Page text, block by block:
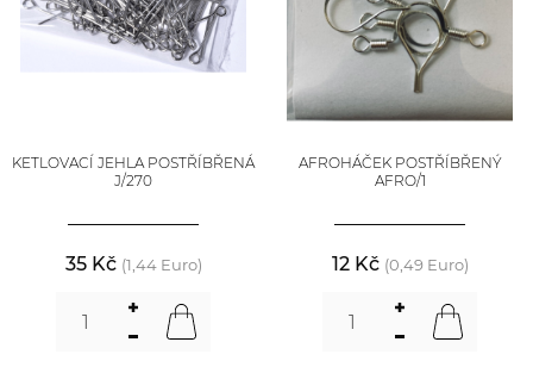
KETLOVACÍ JEHLA POSTŘÍBŘENÁ
J/270
35 Kč (1,44 Euro)
AFROHÁČEK POSTŘÍBŘENÝ
AFRO/1
12 Kč (0,49 Euro)